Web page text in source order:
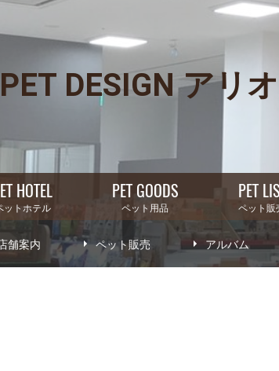
PET DESIGN アリ
HOTEL
ットホテル
PET GOODS
ペット用品
PET
ペット販
舗案内 ペット販売 アルバム